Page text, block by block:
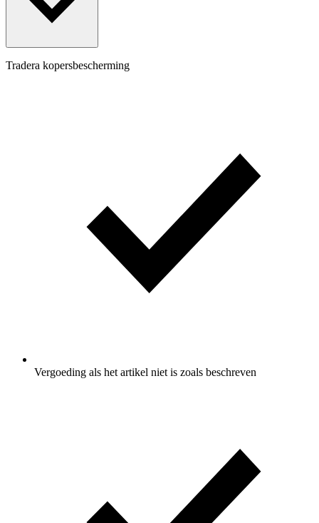
Tradera kopersbescherming
Vergoeding als het artikel niet is zoals beschreven